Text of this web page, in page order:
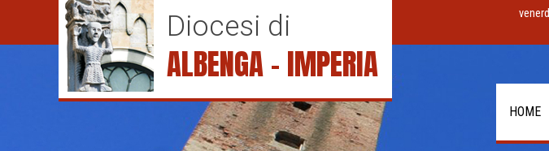
i
Diocesi di
ALBENGA – IMPERIA
HOME